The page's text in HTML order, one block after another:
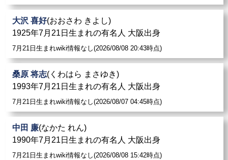
大沢 喜好(おおさわ きよし)
1925年7月21日生まれの有名人 大阪出身
7月21日生まれwiki情報なし(2026/08/08 20:43時点)
桑原 将志(くわはら まさゆき)
1993年7月21日生まれの有名人 大阪出身
7月21日生まれwiki情報なし(2026/08/07 04:45時点)
中田 廉(なかた れん)
1990年7月21日生まれの有名人 大阪出身
7月21日生まれwiki情報なし(2026/08/08 15:42時点)